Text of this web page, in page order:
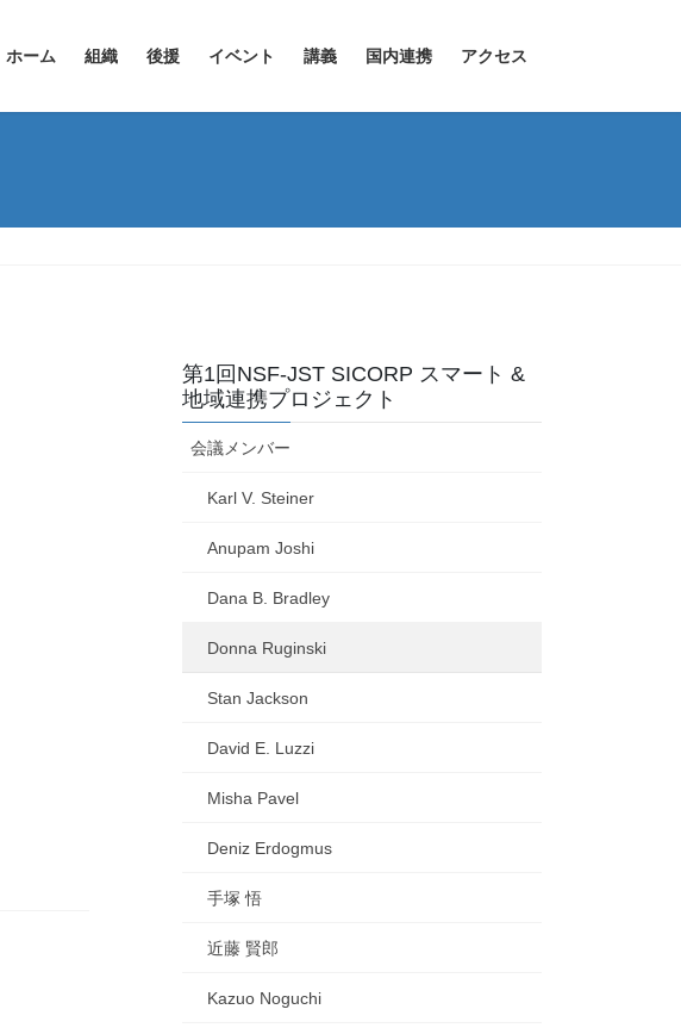
ホーム 組織 後援 イベント 講義 国内連携 アクセス
第1回NSF-JST SICORP スマート &
地域連携プロジェクト
会議メンバー
Karl V. Steiner
Anupam Joshi
Dana B. Bradley
Donna Ruginski
Stan Jackson
David E. Luzzi
Misha Pavel
Deniz Erdogmus
手塚 悟
近藤 賢郎
Kazuo Noguchi